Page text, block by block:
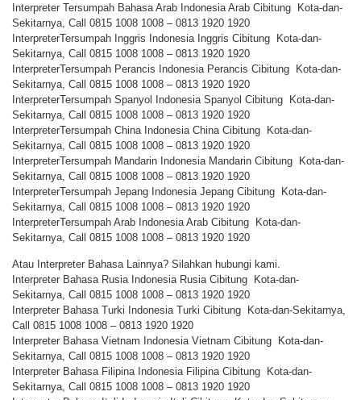
Interpreter Tersumpah Bahasa Arab Indonesia Arab Cibitung Kota-dan-
Sekitarnya, Call 0815 1008 1008 – 0813 1920 1920
InterpreterTersumpah Inggris Indonesia Inggris Cibitung Kota-dan-
Sekitarnya, Call 0815 1008 1008 – 0813 1920 1920
InterpreterTersumpah Perancis Indonesia Perancis Cibitung Kota-dan-
Sekitarnya, Call 0815 1008 1008 – 0813 1920 1920
InterpreterTersumpah Spanyol Indonesia Spanyol Cibitung Kota-dan-
Sekitarnya, Call 0815 1008 1008 – 0813 1920 1920
InterpreterTersumpah China Indonesia China Cibitung Kota-dan-
Sekitarnya, Call 0815 1008 1008 – 0813 1920 1920
InterpreterTersumpah Mandarin Indonesia Mandarin Cibitung Kota-dan-
Sekitarnya, Call 0815 1008 1008 – 0813 1920 1920
InterpreterTersumpah Jepang Indonesia Jepang Cibitung Kota-dan-
Sekitarnya, Call 0815 1008 1008 – 0813 1920 1920
InterpreterTersumpah Arab Indonesia Arab Cibitung Kota-dan-
Sekitarnya, Call 0815 1008 1008 – 0813 1920 1920
Atau Interpreter Bahasa Lainnya? Silahkan hubungi kami.
Interpreter Bahasa Rusia Indonesia Rusia Cibitung Kota-dan-
Sekitarnya, Call 0815 1008 1008 – 0813 1920 1920
Interpreter Bahasa Turki Indonesia Turki Cibitung Kota-dan-Sekitarnya,
Call 0815 1008 1008 – 0813 1920 1920
Interpreter Bahasa Vietnam Indonesia Vietnam Cibitung Kota-dan-
Sekitarnya, Call 0815 1008 1008 – 0813 1920 1920
Interpreter Bahasa Filipina Indonesia Filipina Cibitung Kota-dan-
Sekitarnya, Call 0815 1008 1008 – 0813 1920 1920